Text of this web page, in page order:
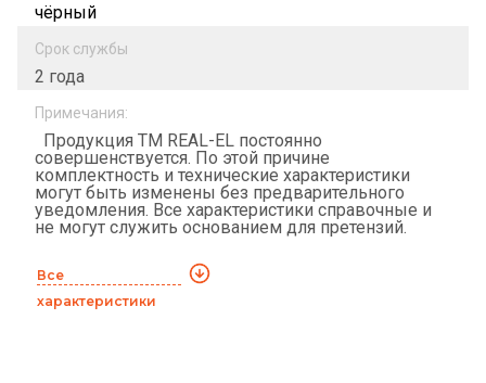
чёрный
Срок службы
2 года
Примечания:
Продукция ТМ REAL-EL постоянно
совершенствуется. По этой причине
комплектность и технические характеристики
могут быть изменены без предварительного
уведомления. Все характеристики справочные и
не могут служить основанием для претензий.
Все
характеристики